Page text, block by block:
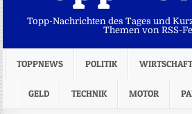
Topp-Nachrichten des Tages und
Themen von RSS-
TOPPNEWS POLITIK WIRTSCHAFT
GELD TECHNIK MOTOR